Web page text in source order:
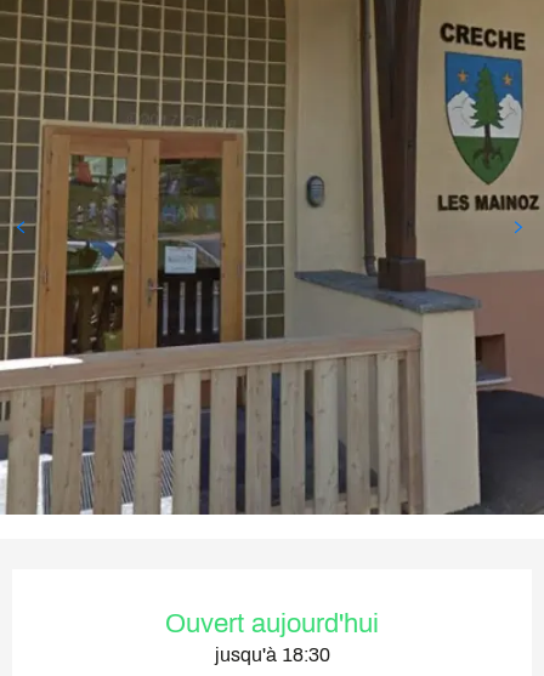
Ouvert aujourd'hui
jusqu'à 18:30